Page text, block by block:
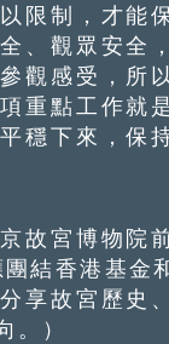
限制，才能
、觀眾安全
觀感受，所
重點工作就
穩下來，保
宮博物院
結香港基金
享故宮歷史
。）